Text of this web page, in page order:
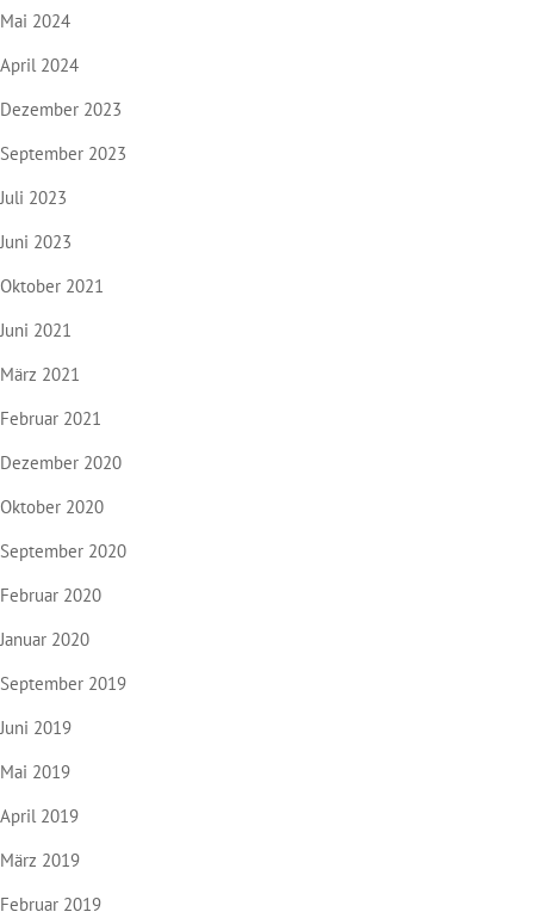
Mai 2024
April 2024
Dezember 2023
September 2023
Juli 2023
Juni 2023
Oktober 2021
Juni 2021
März 2021
Februar 2021
Dezember 2020
Oktober 2020
September 2020
Februar 2020
Januar 2020
September 2019
Juni 2019
Mai 2019
April 2019
März 2019
Februar 2019